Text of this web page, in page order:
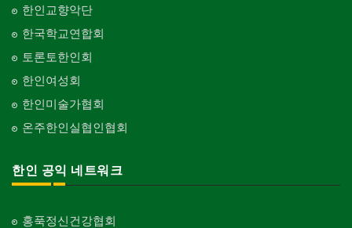
한인교향악단
한국학교연합회
토론토한인회
한인여성회
한인미술가협회
온주한인실협인협회
한인 공익 네트워크
홍푹정신건강협회